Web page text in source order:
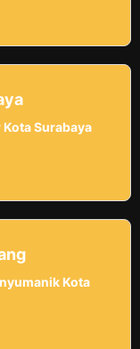
Surabaya
Kota